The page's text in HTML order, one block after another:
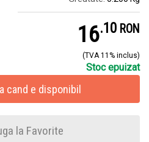
16.1 RON
(TVA 11% inclus)
Stoc epuizat
cand e disponibil
la Favorite